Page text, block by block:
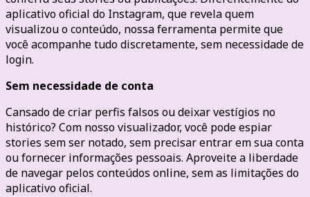
aplicativo oficial do Instagram, que revela quem
visualizou o conteúdo, nossa ferramenta permite que
você acompanhe tudo discretamente, sem necessidade de
login.
Sem necessidade de conta
Cansado de criar perfis falsos ou deixar vestígios no
histórico? Com nosso visualizador, você pode espiar
stories sem ser notado, sem precisar entrar em sua conta
ou fornecer informações pessoais. Aproveite a liberdade
de navegar pelos conteúdos online, sem as limitações do
aplicativo oficial.